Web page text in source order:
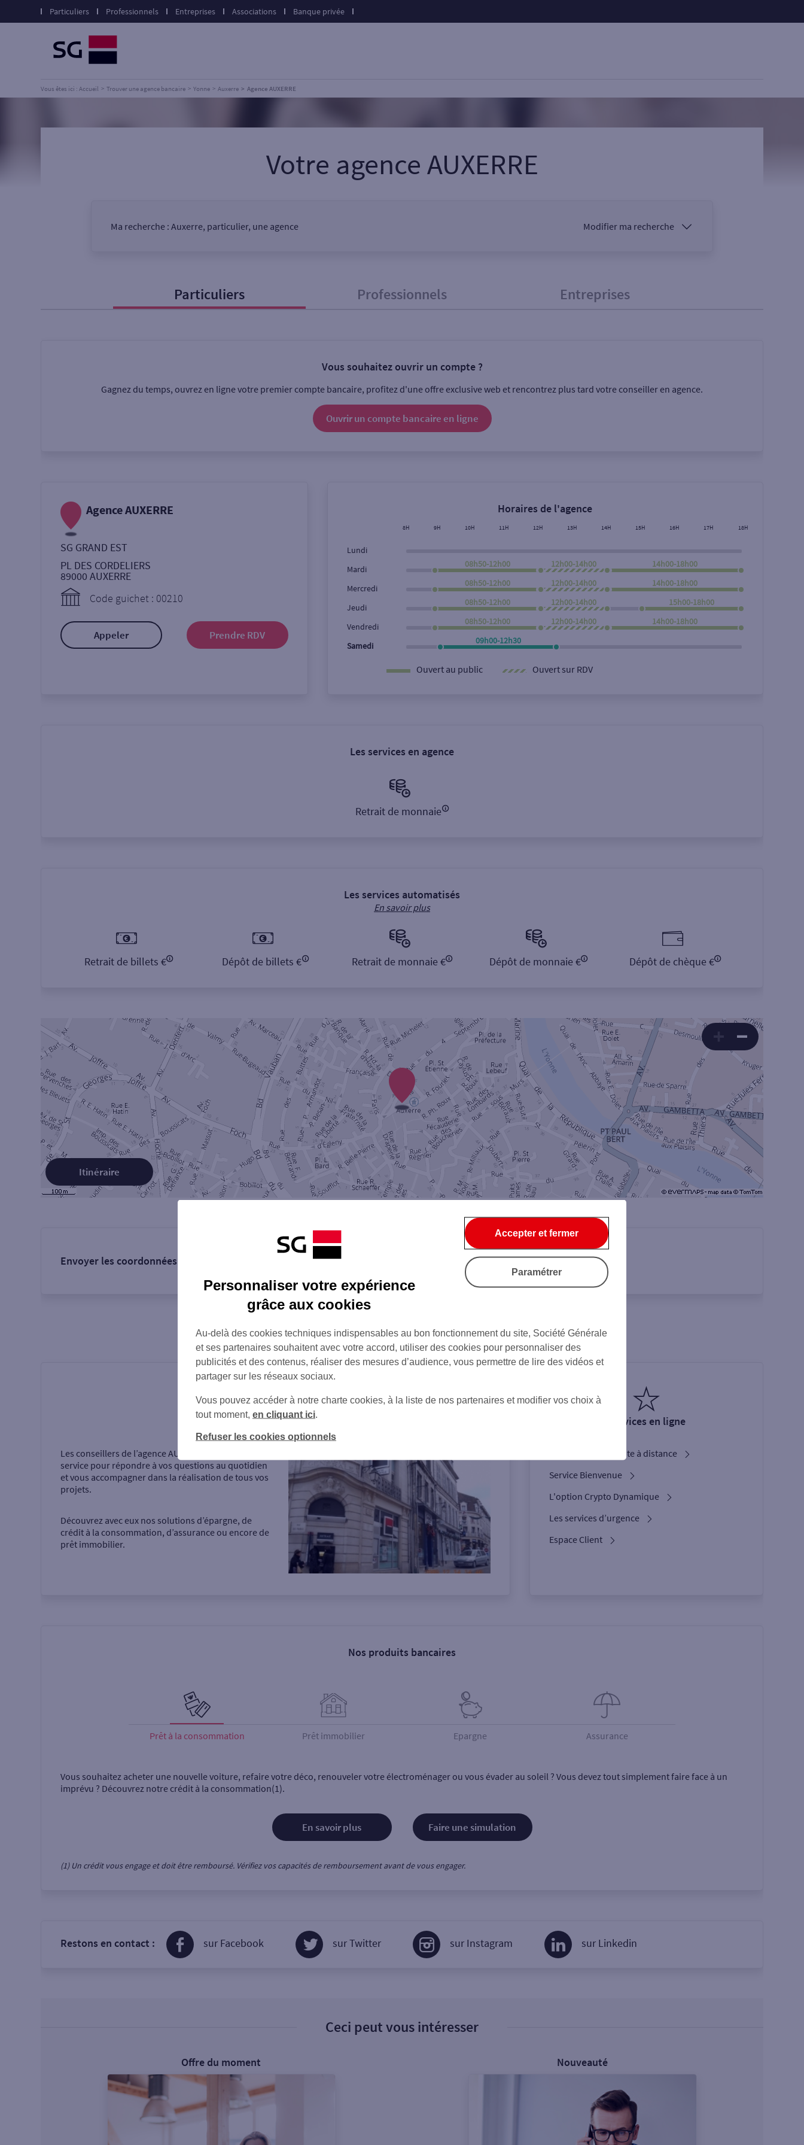
Particuliers Professionnels Entreprises Associations Banque privée
Vous êtes ici : Accueil Trouver une agence bancaire Yonne Auxerre Agence AUXERRE
Votre agence AUXERRE
Ma recherche : Auxerre, particulier, une agence Modifier ma recherche
Particulier Professionnel Entreprise
Ouverte le lundi Coffre-fort
Particuliers Professionnels Entreprises
Vous souhaitez ouvrir un compte ?
Gagnez du temps, ouvrez en ligne votre premier compte bancaire, profitez d'une offre exclusive web et rencontrez plus tard votre conseiller en agence.
Ouvrir un compte bancaire en ligne
Agence AUXERRE
SG GRAND EST
PL DES CORDELIERS
89000 AUXERRE
Code guichet : 00210
Appeler Prendre RDV
Horaires de l'agence
8H 9H 10H 11H 12H 13H 14H 15H 16H 17H 18H
Lundi
Mardi
08h50-12h00 14h00-18h00
12h00-14h00
Mercredi
08h50-12h00 14h00-18h00
12h00-14h00
Jeudi
08h50-12h00 15h00-18h00
12h00-14h00
Vendredi
08h50-12h00 14h00-18h00
12h00-14h00
Samedi
09h00-12h30
Ouvert au public Ouvert sur RDV
Les services en agence
Retrait de monnaie
Les services automatisés
En savoir plus
Retrait de billets € Dépôt de billets € Retrait de monnaie € Dépôt de monnaie € Dépôt de chèque €
Itinéraire
Envoyer les coordonnées de l'agence : Par SMS Par Mail
Tout ce qu'il faut savoir...
Présentation de l'agence
Les conseillers de l’agenceAUXERRE
service pour répondre à vos questions au quotidien
et vous accompagner dans la réalisation de tous vos
projets.
Découvrez avec eux nos solutions d’épargne, de
crédit à la consommation, d’assurance ou encore de
prêt immobilier.
Services en ligne
Ouverture de compte à distance
Service Bienvenue
L'option Crypto Dynamique
Les services d’urgence
Espace Client
Nos produits bancaires
Prêt à la consommation
Vous souhaitez acheter une nouvelle voiture, refaire votre déco, renouveler votre électroménager ou vous évader au soleil ? Vous devez tout simplement faire face à un
imprévu ? Découvrez notre crédit à la consommation(1).
En savoir plus Faire une simulation
(1) Un crédit vous engage et doit être remboursé. Vérifiez vos capacités de remboursement avant de vous engager.
Prêt immobilier Epargne Assurance
Restons en contact : sur Facebook sur Twitter sur Instagram sur Linkedin
Ceci peut vous intéresser
Offre du moment Nouveauté
Personnaliser votre expérience
grâce aux cookies
Au-delà des cookies techniques indispensables au bon fonctionnement du site, Société Générale
et ses partenaires souhaitent avec votre accord, utiliser des cookies pour personnaliser des
publicités et des contenus, réaliser des mesures d’audience, vous permettre de lire des vidéos et
partager sur les réseaux sociaux.
Vous pouvez accéder à notre charte cookies, à la liste de nos partenaires et modifier vos choix à
tout moment, en cliquant ici.
Refuser les cookies optionnels
Accepter et fermer
Paramétrer